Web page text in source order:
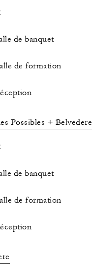
de banquet
de formation
Possibles + Belvedere
de banquet
de formation